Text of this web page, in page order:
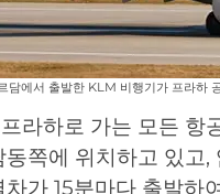
담에서 출발한 KLM 비행기가 프라
라하로 가는 모든 항
쪽에 위치하고 있고
가 15분마다 출발하